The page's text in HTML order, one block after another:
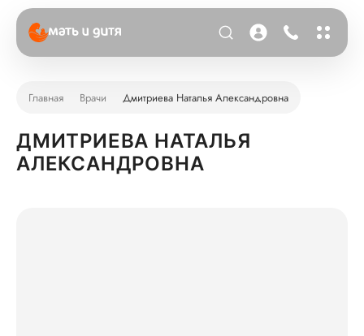
Главная Врачи Дмитриева Наталья Александровна
ДМИТРИЕВА НАТАЛЬЯ
АЛЕКСАНДРОВНА